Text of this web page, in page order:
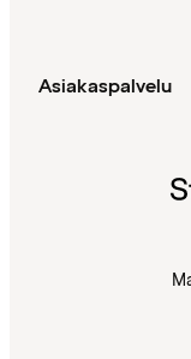
Asiakaspalvelu